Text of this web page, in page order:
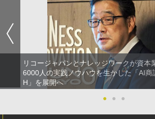
リコージャパンとナレッジワークが資本
6000人の実践ノウハウを生かした「AI商
H」を展開へ
●
● ●